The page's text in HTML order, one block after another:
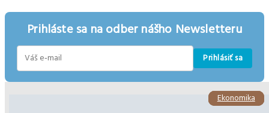
Prihláste sa na odber nášho Newsletteru
Prihlásiť sa
Ekonomika
Ekonomika
Ekonomika